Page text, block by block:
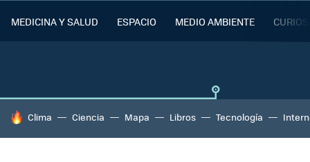
MEDICINA Y SALUD ESPACIO MEDIO AMBIENTE
HOY SE HABLA DE
Clima Ciencia Mapa Libros Tecnología